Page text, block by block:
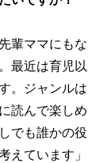
輩ママにもな
最近は育児以
。ジャンルは
読んで楽しめ
でも誰かの役
えています」